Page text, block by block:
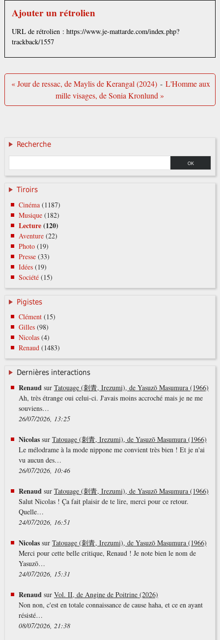
Ajouter un rétrolien
URL de rétrolien : https://www.je-mattarde.com/index.php?
trackback/1557
« Jour de ressac, de Maylis de Kerangal (2024) - L'Homme aux
mille visages, de Sonia Kronlund »
Recherche
Tiroirs
Cinéma (1187)
Musique (182)
Lecture(120)
Aventure (22)
Photo (19)
Presse (33)
Idées (19)
Société (15)
Pigistes
Clément(15)
Gilles(98)
Nicolas(4)
Renaud(1483)
Dernières interactions
Renaud sur Tatouage (刺青, Irezumi), de Yasuzō Masumura (1966)
Ah, très étrange oui celui-ci. J'avais moins accroché mais je ne me
souviens…
26/07/2026, 13:25
Nicolassur Tatouage (刺青, Irezumi), de Yasuzō Masumura (1966)
Le mélodrame à la mode nippone me convient très bien ! Et je n'ai
vu aucun des…
26/07/2026, 10:46
Renaud sur Tatouage (刺青, Irezumi), de Yasuzō Masumura (1966)
Salut Nicolas ! Ça fait plaisir de te lire, merci pour ce retour.
Quelle…
24/07/2026, 16:51
Nicolassur Tatouage (刺青, Irezumi), de Yasuzō Masumura (1966)
Merci pour cette belle critique, Renaud ! Je note bien le nom de
Yasuzō…
24/07/2026, 15:31
Renaud sur Vol. II, de Angine de Poitrine (2026)
Non non, c'est en totale connaissance de cause haha, et ce en ayant
résisté…
08/07/2026, 21:38